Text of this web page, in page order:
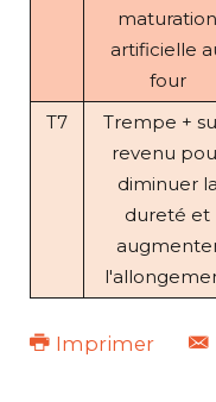
maturation
artificielle
four
T7
Trempe +
revenu
diminuer la
dureté et
Imprimer